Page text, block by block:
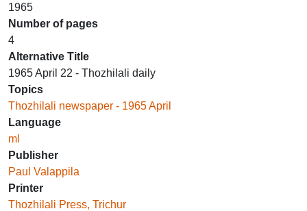
1965
Number of pages
4
Alternative Title
1965 April 22 - Thozhilali daily
Topics
Thozhilali newspaper - 1965 April
Language
ml
Publisher
Paul Valappila
Printer
Thozhilali Press, Trichur